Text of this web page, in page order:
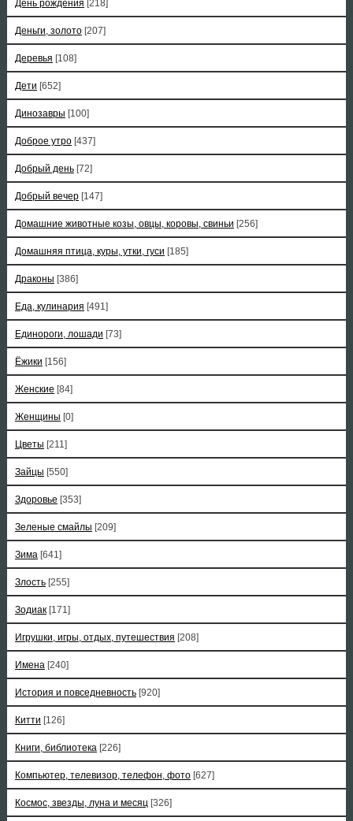
День рождения [218]
Деньги, золото [207]
Деревья [108]
Дети [652]
Динозавры [100]
Доброе утро [437]
Добрый день [72]
Добрый вечер [147]
Домашние животные козы, овцы, коровы, свиньи [256]
Домашняя птица, куры, утки, гуси [185]
Драконы [386]
Еда, кулинария [491]
Единороги, лошади [73]
Ёжики [156]
Женские [84]
Женщины [0]
Цветы [211]
Зайцы [550]
Здоровье [353]
Зеленые смайлы [209]
Зима [641]
Злость [255]
Зодиак [171]
Игрушки, игры, отдых, путешествия [208]
Имена [240]
История и повседневность [920]
Китти [126]
Книги, библиотека [226]
Компьютер, телевизор, телефон, фото [627]
Космос, звезды, луна и месяц [326]